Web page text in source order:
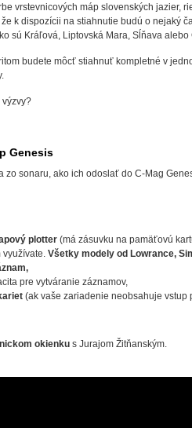
vrstevnicových máp slovenských jazier,
k dispozícii na stiahnutie budú o nejaký
sú Kráľová, Liptovská Mara, Sĺňava
budete môcť stiahnuť kompletné v
výzvy?
Genesis
zo sonaru, ako ich odoslať do C-Mag
plotter (má zásuvku na pamäťovú
využívate. Všetky modely od Lowrance,
pre vytváranie záznamov,
(ak vaše zariadenie neobsahuje vstup
okienku s Jurajom Žitňanským.